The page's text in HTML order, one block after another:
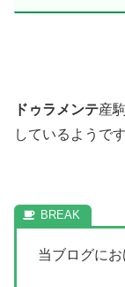
ドゥラメンテ産
しているようです
当ブログにお